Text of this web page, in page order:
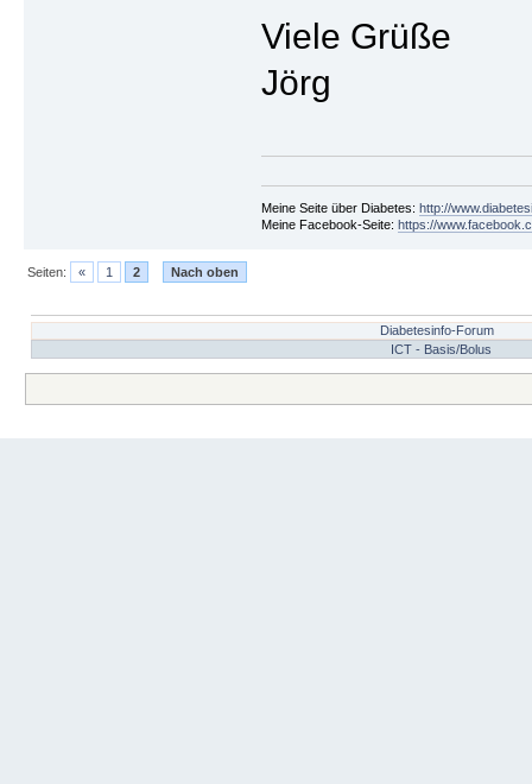
Viele Grüße
Jörg
Meine Seite über Diabetes: http://
Meine Facebook-Seite: https://
Seiten: « 1 2 Nach oben
Diabetesinfo-Forum
ICT - Basis/Bolus